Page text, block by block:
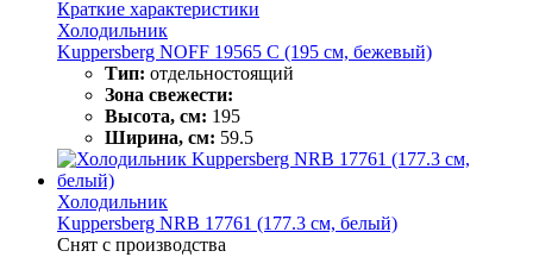
Краткие характеристики
Холодильник
Kuppersberg NOFF 19565 C (195 см, бежевый)
Тип: отдельностоящий
Зона свежести:
Высота, см: 195
Ширина, см: 59.5
Холодильник
Kuppersberg NRB 17761 (177.3 см, белый)
Снят с производства